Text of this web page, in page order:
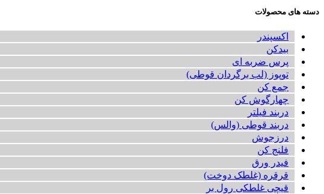
دسته های محصولات
اکسپندر
بیدکن
پرس ضربه ای
توپوز (لب برگردان قوطی)
جمع کن
چهارگوش کن
دربند فیلتر
دربند قوطی (والس)
درزجوش
فلنج کن
فیدر ورق
قرقره (غلطک دوخت)
قیچی غلطکی رول بر